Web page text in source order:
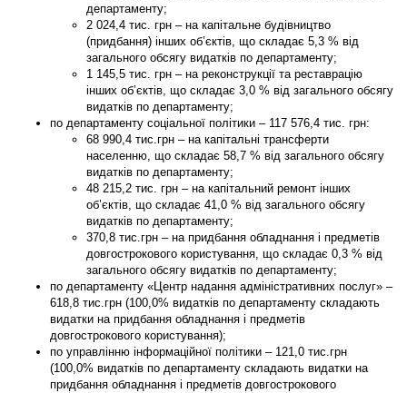
департаменту;
2 024,4 тис. грн – на капітальне будівництво
(придбання) інших об’єктів, що складає 5,3 % від
загального обсягу видатків по департаменту;
1 145,5 тис. грн – на реконструкції та реставрацію
інших об’єктів, що складає 3,0 % від загального обсягу
видатків по департаменту;
по департаменту соціальної політики – 117 576,4 тис. грн:
68 990,4 тис.грн – на капітальні трансферти
населенню, що складає 58,7 % від загального обсягу
видатків по департаменту;
48 215,2 тис. грн – на капітальний ремонт інших
об’єктів, що складає 41,0 % від загального обсягу
видатків по департаменту;
370,8 тис.грн – на придбання обладнання і предметів
довгострокового користування, що складає 0,3 % від
загального обсягу видатків по департаменту;
по департаменту «Центр надання адміністративних послуг» –
618,8 тис.грн (100,0% видатків по департаменту складають
видатки на придбання обладнання і предметів
довгострокового користування);
по управлінню інформаційної політики – 121,0 тис.грн
(100,0% видатків по департаменту складають видатки на
придбання обладнання і предметів довгострокового